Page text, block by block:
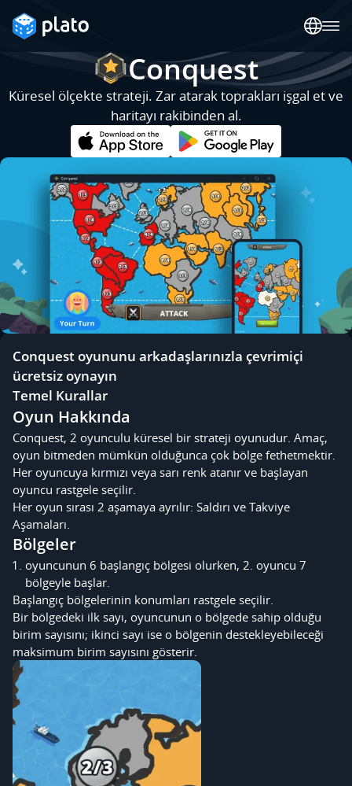
Conquest
Küresel ölçekte strateji. Zar atarak toprakları işgal et ve
haritayı rakibinden al.
Conquest oyununu arkadaşlarınızla çevrimiçi
ücretsiz oynayın
Temel Kurallar
Oyun Hakkında
Conquest, 2 oyunculu küresel bir strateji oyunudur. Amaç,
oyun bitmeden mümkün olduğunca çok bölge fethetmektir.
Her oyuncuya kırmızı veya sarı renk atanır ve başlayan
oyuncu rastgele seçilir.
Her oyun sırası 2 aşamaya ayrılır: Saldırı ve Takviye
Aşamaları.
Bölgeler
oyuncunun 6 başlangıç bölgesi olurken, 2. oyuncu 7
bölgeyle başlar.
Başlangıç bölgelerinin konumları rastgele seçilir.
Bir bölgedeki ilk sayı, oyuncunun o bölgede sahip olduğu
birim sayısını; ikinci sayı ise o bölgenin destekleyebileceği
maksimum birim sayısını gösterir.